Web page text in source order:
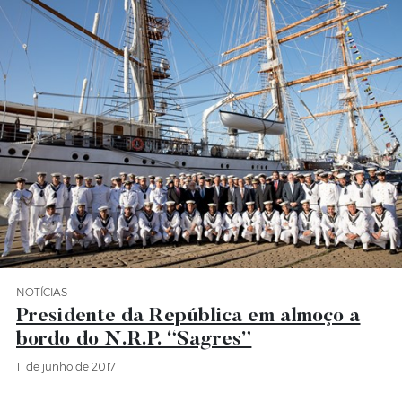
Categoria Notícias
NOTÍCIAS
Presidente da República em almoço a
bordo do N.R.P. “Sagres”
11 de junho de 2017